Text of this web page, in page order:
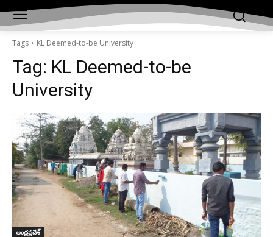
Tags KL Deemed-to-be University
Tag: KL Deemed-to-be
University
ఆంధ్రప్రదేశ్‌